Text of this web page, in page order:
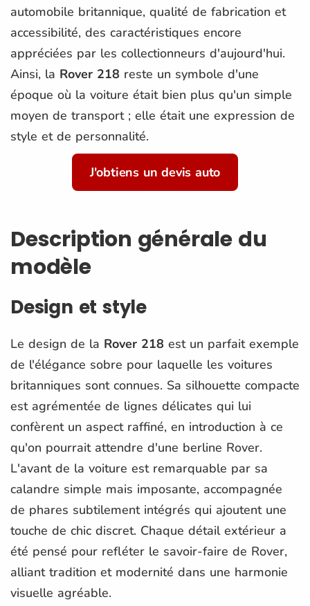
automobile britannique, qualité de fabrication et
accessibilité, des caractéristiques encore
appréciées par les collectionneurs d'aujourd'hui.
Ainsi, la Rover 218 reste un symbole d'une
époque où la voiture était bien plus qu'un simple
moyen de transport ; elle était une expression de
style et de personnalité.
J'obtiens un devis auto
Description générale du
modèle
Design et style
Le design de la Rover 218 est un parfait exemple
de l'élégance sobre pour laquelle les voitures
britanniques sont connues. Sa silhouette compacte
est agrémentée de lignes délicates qui lui
confèrent un aspect raffiné, en introduction à ce
qu'on pourrait attendre d'une berline Rover.
L'avant de la voiture est remarquable par sa
calandre simple mais imposante, accompagnée
de phares subtilement intégrés qui ajoutent une
touche de chic discret. Chaque détail extérieur a
été pensé pour refléter le savoir-faire de Rover,
alliant tradition et modernité dans une harmonie
visuelle agréable.